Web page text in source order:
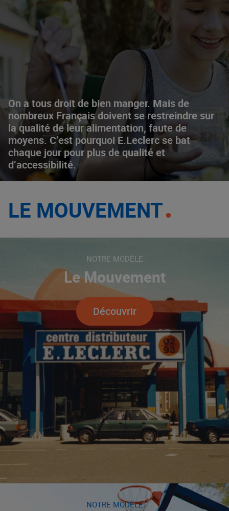
On a tous droit de bien manger. Mais de
nombreux Français doivent se restreindre sur
la qualité de leur alimentation, faute de
moyens. C’est pourquoi E.Leclerc se bat
chaque jour pour plus de qualité et
d’accessibilité.
LE MOUVEMENT
NOTRE MODÈLE
Le Mouvement
Découvrir
NOTRE MODÈLE